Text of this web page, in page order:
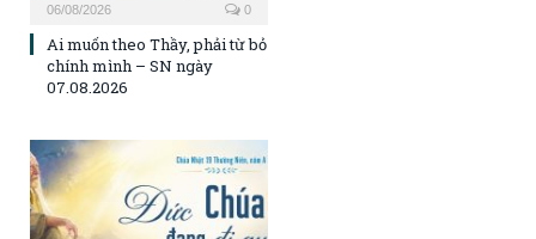
06/08/2026 0
Ai muốn theo Thầy, phải từ bỏ
chính mình – SN ngày
07.08.2026